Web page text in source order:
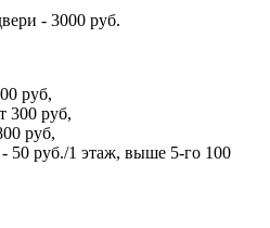
- 3000 руб.
руб,
300 руб,
руб,
50 руб./1 этаж, выше 5-го 100